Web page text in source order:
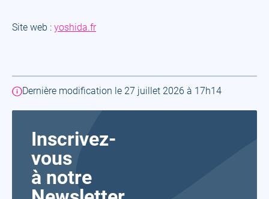
Site web : yoshida.fr(open
tab)
Dernière modification le 27 juillet 2026 à 17h14
Inscrivez-
vous
à notre